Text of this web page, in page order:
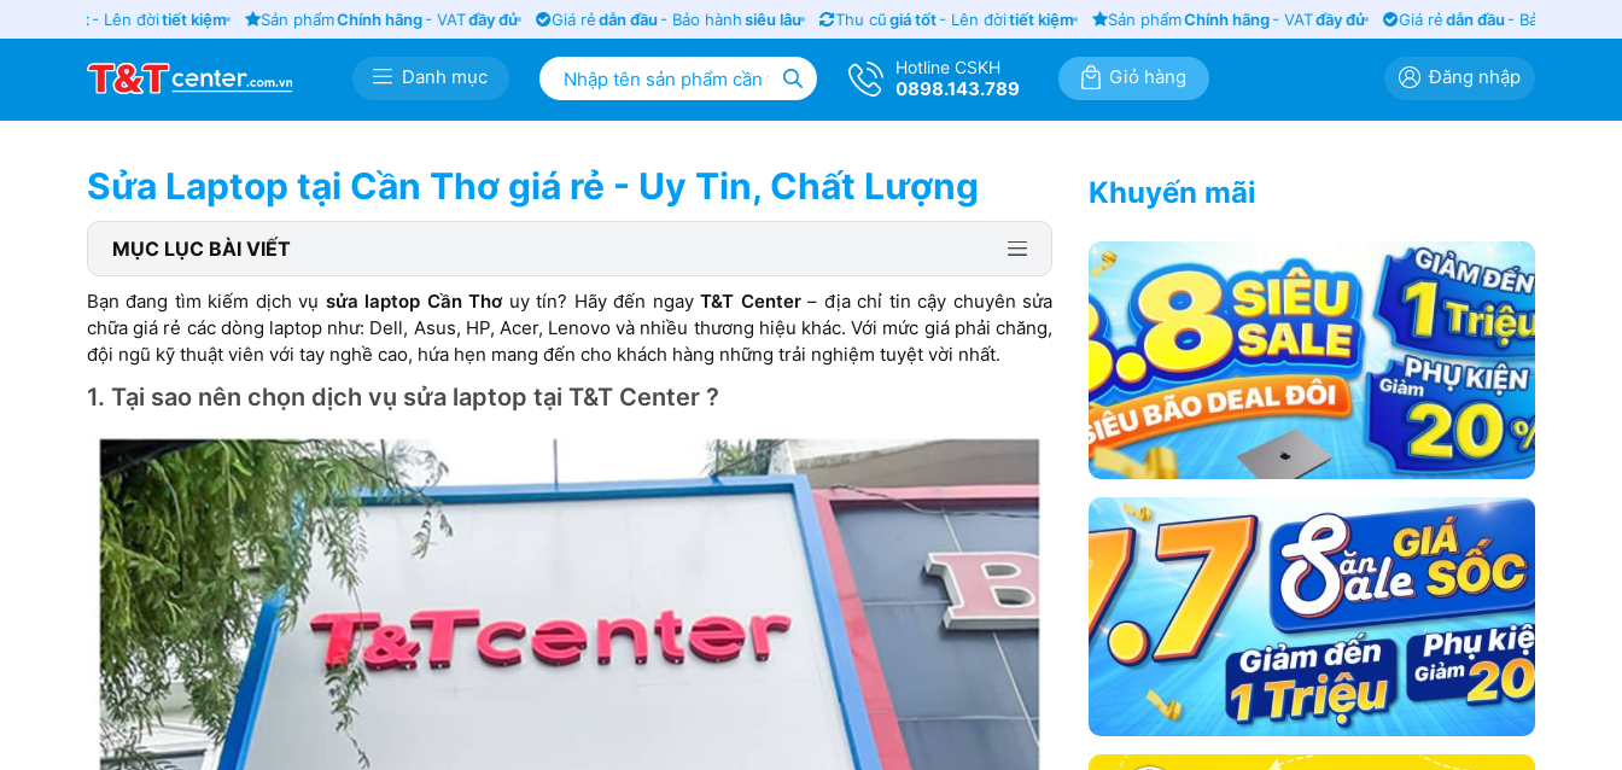
- Lên đời tiết kiệm Sản phẩmChính hãng- VAT đầy đủ Giá rẻdẫn đầu - Bảo hànhsiêu lâu Thu cũgiá tốt- Lên đời tiết kiệm Sản phẩmChính hãng- VAT đầy đủ Giá rẻdẫn đầu - Bảo hành
Danh mục Hotline CSKH
0898.143.789
Giỏ hàng Đăng nhập
Sửa Laptop tại Cần Thơ giá rẻ - Uy Tin, Chất Lượng
MỤC LỤC BÀI VIẾT
Bạn đang tìm kiếm dịch vụ sửa laptop Cần Thơ uy tín? Hãy đến ngayT&T Center– địa chỉ tin cậy chuyên sửa
chữa giá rẻ các dòng laptop như: Dell, Asus, HP, Acer, Lenovo và nhiều thương hiệu khác. Với mức giá phải chăng,
đội ngũ kỹ thuật viên với tay nghề cao, hứa hẹn mang đến cho khách hàng những trải nghiệm tuyệt vời nhất.
1. Tại sao nên chọn dịch vụ sửa laptop tại T&T Center ?
Khuyến mãi